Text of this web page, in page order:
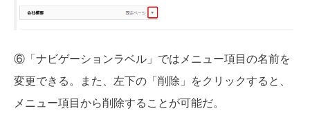
⑥「ナビゲーションラベル」ではメニュー項目の名前を
変更できる。また、左下の「削除」をクリックすると、
メニュー項目から削除することが可能だ。